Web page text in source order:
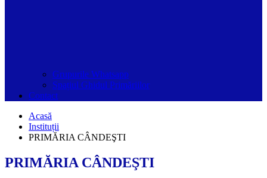
Grupurile Whatsapp
Spațiul Ghidul Primăriilor
Contact
Acasă
Instituții
PRIMĂRIA CÂNDEŞTI
PRIMĂRIA CÂNDEŞTI